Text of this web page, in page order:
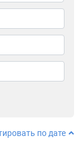
по дате